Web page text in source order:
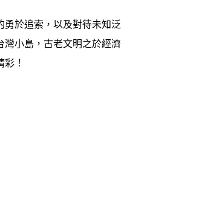
於追索，以及對待未知泛
灣小島，古老文明之於經濟
！